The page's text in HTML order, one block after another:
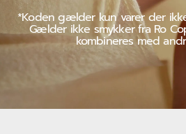
*Koden gælder kun varer der
Gælder ikke smykker fra Ro
kombineres med